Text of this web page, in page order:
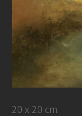
20 x 20 cm.